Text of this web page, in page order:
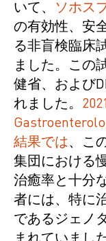
いて、 ソホス
の有効性、安
る非盲検臨床
ました。この
健省、および
れました。
結果では、こ
集団における
治癒率と十分
者には、特に
であるジェノ